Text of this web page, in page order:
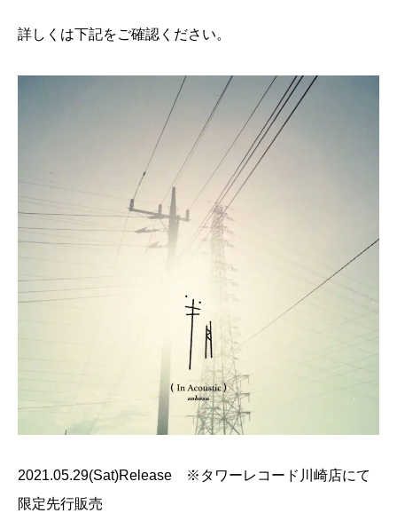
詳しくは下記をご確認ください。
2021.05.29(Sat)Release ※タワーレコード川崎店にて
限定先行販売